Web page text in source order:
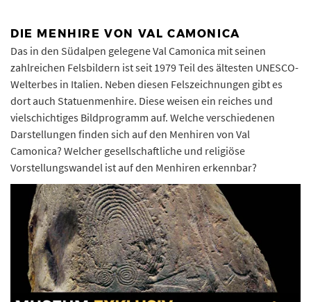
DIE MENHIRE VON VAL CAMONICA
Das in den Südalpen gelegene Val Camonica mit seinen
zahlreichen Felsbildern ist seit 1979 Teil des ältesten UNESCO-
Welterbes in Italien. Neben diesen Felszeichnungen gibt es
dort auch Statuenmenhire. Diese weisen ein reiches und
vielschichtiges Bildprogramm auf. Welche verschiedenen
Darstellungen finden sich auf den Menhiren von Val
Camonica? Welcher gesellschaftliche und religiöse
Vorstellungswandel ist auf den Menhiren erkennbar?